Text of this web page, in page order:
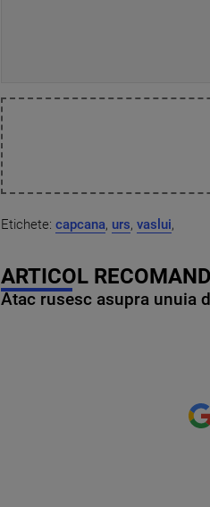
Etichete: capcana, urs, vaslui,
ARTICOL
Atac rusesc asupra unuia